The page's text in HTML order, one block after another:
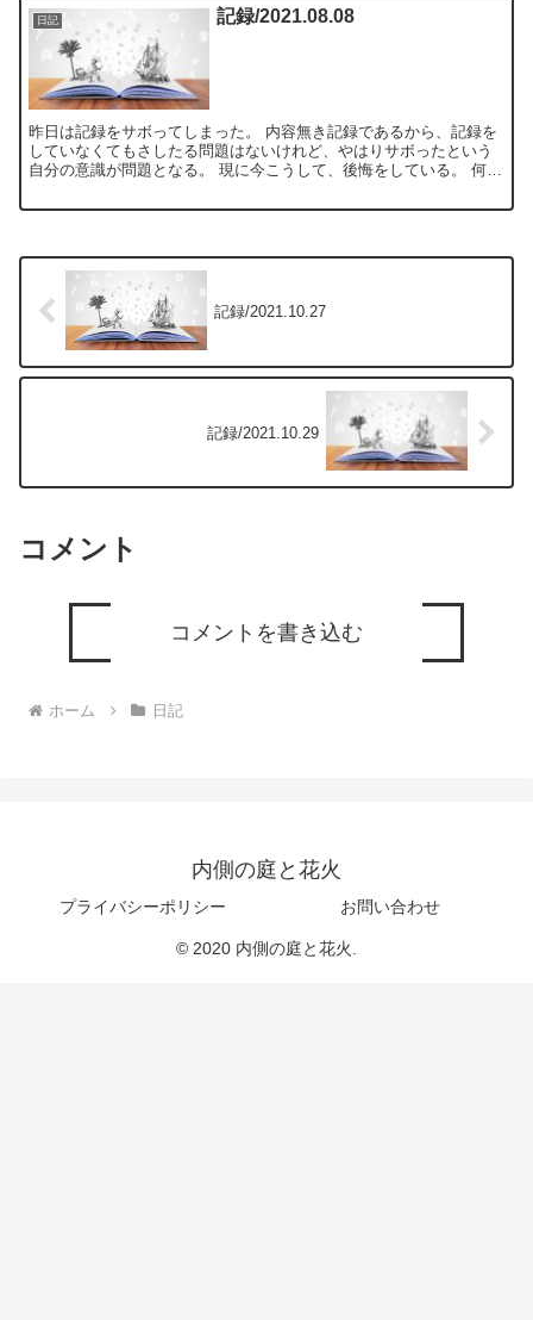
日記 記録/2021.08.08
昨日は記録をサボってしまった。 内容無き記録であるから、記録を
していなくてもさしたる問題はないけれど、やはりサボったという
自分の意識が問題となる。 現に今こうして、後悔をしている。 何か
記録/2021.10.27
記録/2021.10.29
コメント
コメントを書き込む
ホーム 日記
内側の庭と花火
プライバシーポリシー お問い合わせ
© 2020 内側の庭と花火.